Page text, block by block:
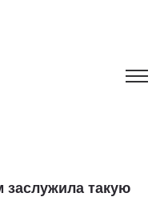
заслужила такую